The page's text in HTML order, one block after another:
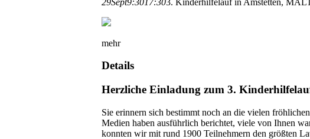
mehr
Details
Herzliche Einladung zum 3.
Sie erinnern sich bestimmt noch an die vielen
Medien haben ausführlich berichtet, viele von Ihnen
konnten wir mit rund 1900 Teilnehmern den größten